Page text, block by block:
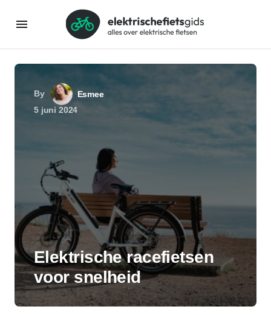
By
Esmee
5 juni 2024
Elektrische racefietsen
voor snelheid